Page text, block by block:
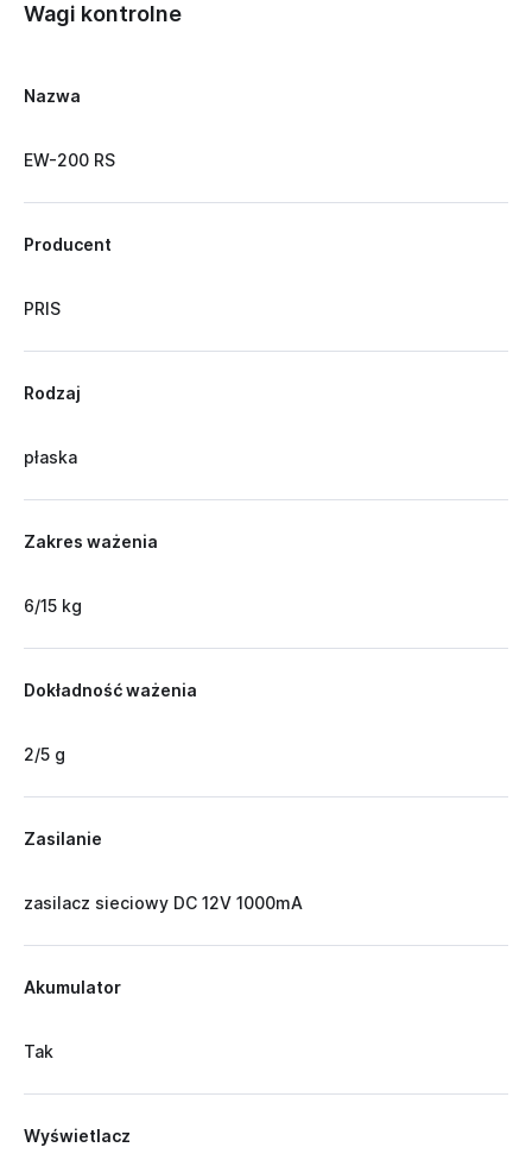
Wagi kontrolne
Nazwa
EW-200 RS
Producent
PRIS
Rodzaj
płaska
Zakres ważenia
6/15 kg
Dokładność ważenia
2/5 g
Zasilanie
zasilacz sieciowy DC 12V 1000mA
Akumulator
Tak
Wyświetlacz